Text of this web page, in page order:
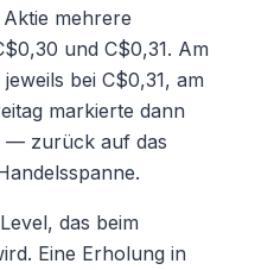
mehrere
und C$0,31. Am
bei C$0,31, am
markierte dann
— zurück auf das
das beim
Eine Erholung in